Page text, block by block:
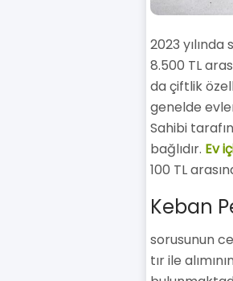
2023
8.500 TL
da çiftlik
genelde
Sahibi
bağlıdır. Ev
100 TL
Keban
sorusunun
tır ile